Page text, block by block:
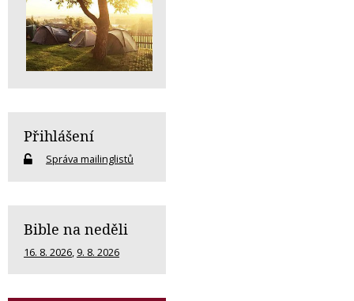
Přihlášení
Správa mailinglistů
Bible na neděli
16. 8. 2026, 9. 8. 2026